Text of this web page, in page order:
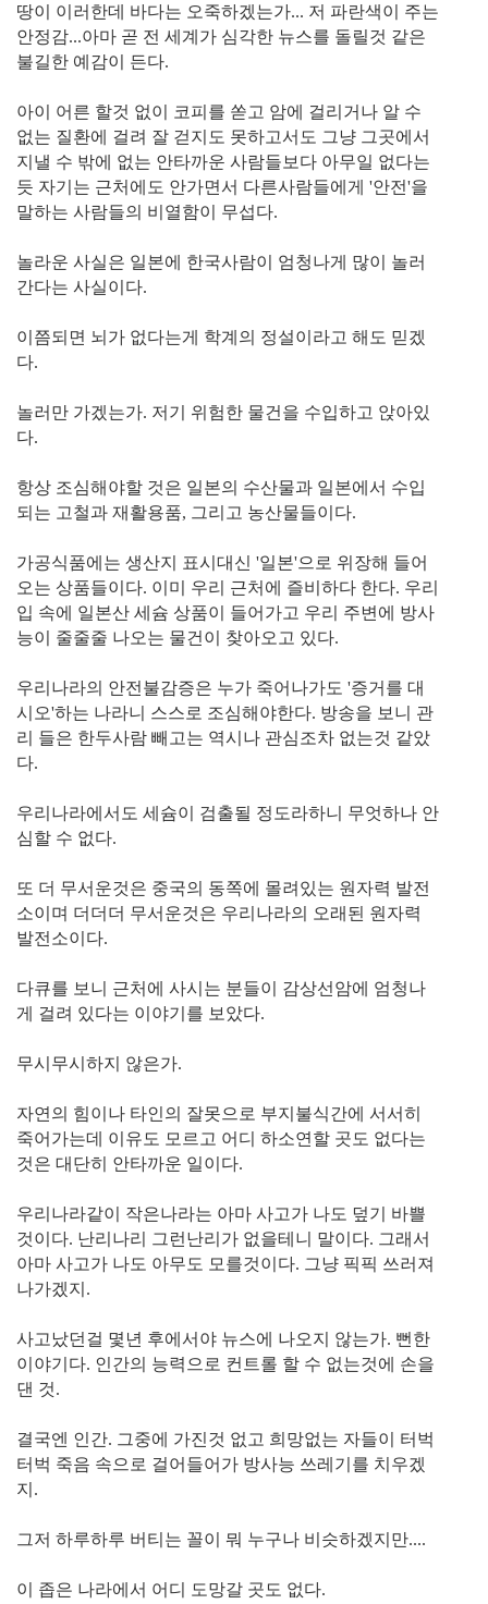
땅이 이러한데 바다는 오죽하겠는가... 저 파란색이 주는
안정감...아마 곧 전 세계가 심각한 뉴스를 돌릴것 같은
불길한 예감이 든다.
아이 어른 할것 없이 코피를 쏟고 암에 걸리거나 알 수
없는 질환에 걸려 잘 걷지도 못하고서도 그냥 그곳에서
지낼 수 밖에 없는 안타까운 사람들보다 아무일 없다는
듯 자기는 근처에도 안가면서 다른사람들에게 '안전'을
말하는 사람들의 비열함이 무섭다.
놀라운 사실은 일본에 한국사람이 엄청나게 많이 놀러
간다는 사실이다.
이쯤되면 뇌가 없다는게 학계의 정설이라고 해도 믿겠
다.
놀러만 가겠는가. 저기 위험한 물건을 수입하고 앉아있
다.
항상 조심해야할 것은 일본의 수산물과 일본에서 수입
되는 고철과 재활용품, 그리고 농산물들이다.
가공식품에는 생산지 표시대신 '일본'으로 위장해 들어
오는 상품들이다. 이미 우리 근처에 즐비하다 한다. 우리
입 속에 일본산 세슘 상품이 들어가고 우리 주변에 방사
능이 줄줄줄 나오는 물건이 찾아오고 있다.
우리나라의 안전불감증은 누가 죽어나가도 '증거를 대
시오'하는 나라니 스스로 조심해야한다. 방송을 보니 관
리 들은 한두사람 빼고는 역시나 관심조차 없는것 같았
다.
우리나라에서도 세슘이 검출될 정도라하니 무엇하나 안
심할 수 없다.
또 더 무서운것은 중국의 동쪽에 몰려있는 원자력 발전
소이며 더더더 무서운것은 우리나라의 오래된 원자력
발전소이다.
다큐를 보니 근처에 사시는 분들이 감상선암에 엄청나
게 걸려 있다는 이야기를 보았다.
무시무시하지 않은가.
자연의 힘이나 타인의 잘못으로 부지불식간에 서서히
죽어가는데 이유도 모르고 어디 하소연할 곳도 없다는
것은 대단히 안타까운 일이다.
우리나라같이 작은나라는 아마 사고가 나도 덮기 바쁠
것이다. 난리나리 그런난리가 없을테니 말이다. 그래서
아마 사고가 나도 아무도 모를것이다. 그냥 픽픽 쓰러져
나가겠지.
사고났던걸 몇년 후에서야 뉴스에 나오지 않는가. 뻔한
이야기다. 인간의 능력으로 컨트롤 할 수 없는것에 손을
댄 것.
결국엔 인간. 그중에 가진것 없고 희망없는 자들이 터벅
터벅 죽음 속으로 걸어들어가 방사능 쓰레기를 치우겠
지.
그저 하루하루 버티는 꼴이 뭐 누구나 비슷하겠지만....
이 좁은 나라에서 어디 도망갈 곳도 없다.